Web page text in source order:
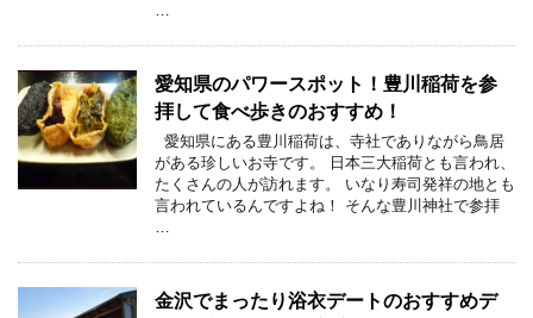
…
愛知県のパワースポット！豊川稲荷を参
拝して食べ歩きのおすすめ！
愛知県にある豊川稲荷は、寺社でありながら鳥居
がある珍しいお寺です。 日本三大稲荷とも言われ、
たくさんの人が訪れます。 いなり寿司発祥の地とも
言われているんですよね！ そんな豊川神社で参拝
…
金沢でまったり浴衣デートのおすすめデ